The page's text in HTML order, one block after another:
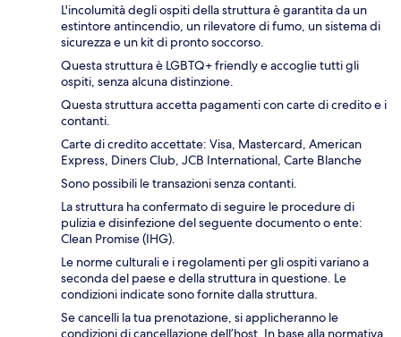
L'incolumità degli ospiti della struttura è garantita da un
estintore antincendio, un rilevatore di fumo, un sistema di
sicurezza e un kit di pronto soccorso.
Questa struttura è LGBTQ+ friendly e accoglie tutti gli
ospiti, senza alcuna distinzione.
Questa struttura accetta pagamenti con carte di credito e i
contanti.
Carte di credito accettate: Visa, Mastercard, American
Express, Diners Club, JCB International, Carte Blanche
Sono possibili le transazioni senza contanti.
La struttura ha confermato di seguire le procedure di
pulizia e disinfezione del seguente documento o ente:
Clean Promise (IHG).
Le norme culturali e i regolamenti per gli ospiti variano a
seconda del paese e della struttura in questione. Le
condizioni indicate sono fornite dalla struttura.
Se cancelli la tua prenotazione, si applicheranno le
condizioni di cancellazione dell’host. In base alla normativa